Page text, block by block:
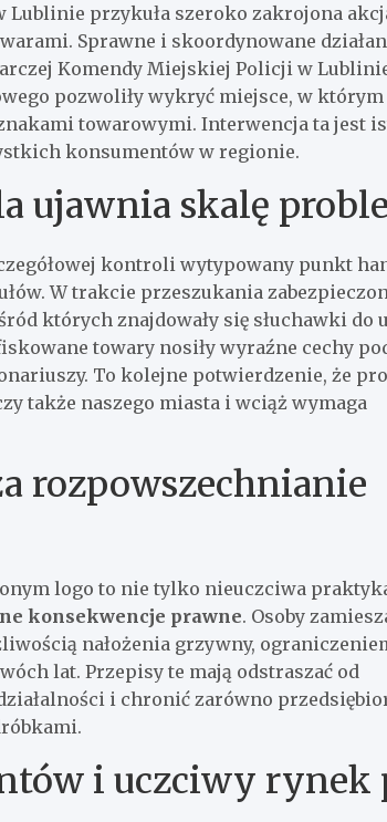
przykuła szeroko zakrojona
Sprawne i skoordynowane
Komendy Miejskiej Policji w
pozwoliły wykryć miejsce, w którym
towarowymi. Interwencja ta jest
konsumentów w regionie.
ujawnia skalę
kontroli wytypowany punkt
W trakcie przeszukania
których znajdowały się słuchawki do
towary nosiły wyraźne cechy
To kolejne potwierdzenie, że
także naszego miasta i wciąż wymaga
rozpowszechnianie
logo to nie tylko nieuczciwa
konsekwencje prawne. Osoby
nałożenia grzywny,
lat. Przepisy te mają odstraszać od
i chronić zarówno
i uczciwy rynek